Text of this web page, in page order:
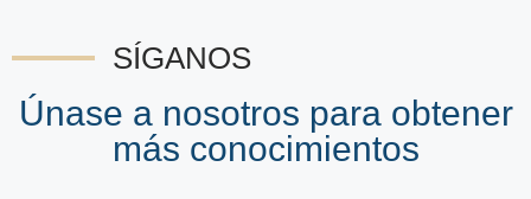
SÍGANOS
Únase a nosotros para obtener
más conocimientos